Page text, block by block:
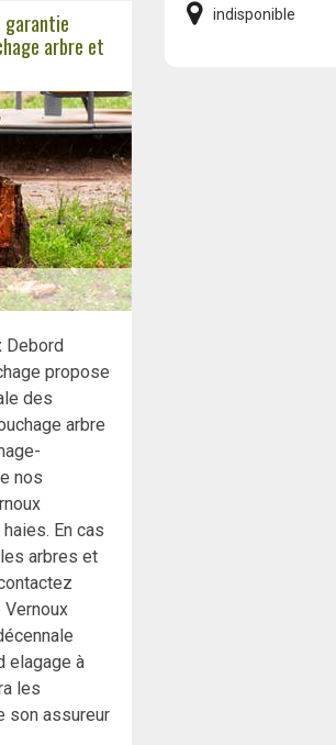
garantie
arbre et
Debord
propose
des
arbre
nos
En cas
arbres et
Vernoux
elagage à
les
son assureur
indisponible